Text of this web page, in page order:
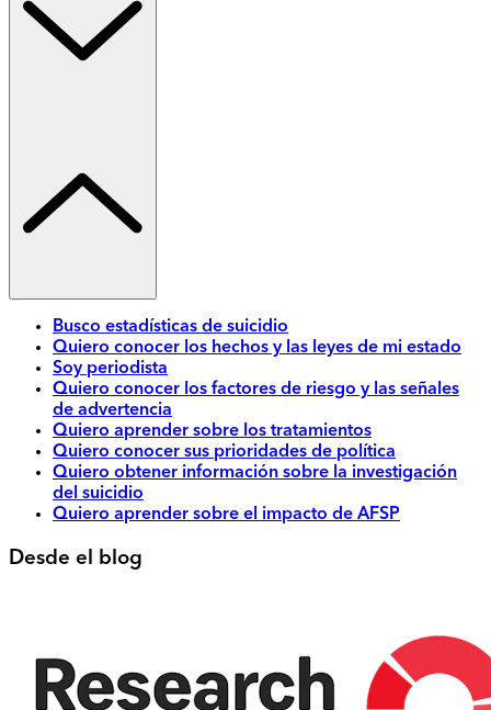
Busco estadísticas de suicidio
Quiero conocer los hechos y las leyes de mi estado
Soy periodista
Quiero conocer los factores de riesgo y las señales
de advertencia
Quiero aprender sobre los tratamientos
Quiero conocer sus prioridades de política
Quiero obtener información sobre la investigación
del suicidio
Quiero aprender sobre el impacto de AFSP
Desde el blog